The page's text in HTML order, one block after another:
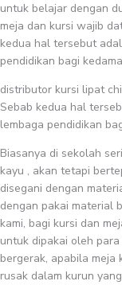
untuk belajar dengan
meja dan kursi wajib
kedua hal tersebut
pendidikan bagi
distributor kursi lipat
Sebab kedua hal
lembaga pendidikan
Biasanya di sekolah
kayu , akan tetapi
disegani dengan
dengan pakai material
kami, bagi kursi dan
untuk dipakai oleh
bergerak, apabila meja
rusak dalam kurun